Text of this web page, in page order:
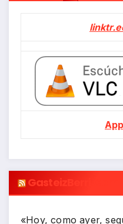
GasteizBerri.com
«Hoy, como ayer,